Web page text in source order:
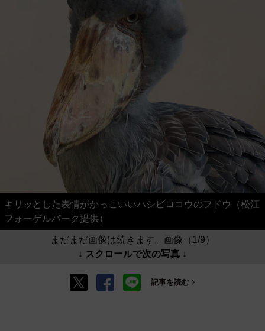
キリッとした表情がかっこいいハシビロコウのフドウ（松江
フォーゲルパーク提供）
まだまだ画像は続きます。画像（1/9）
↓ スクロールで次の写真 ↓
記事を読む